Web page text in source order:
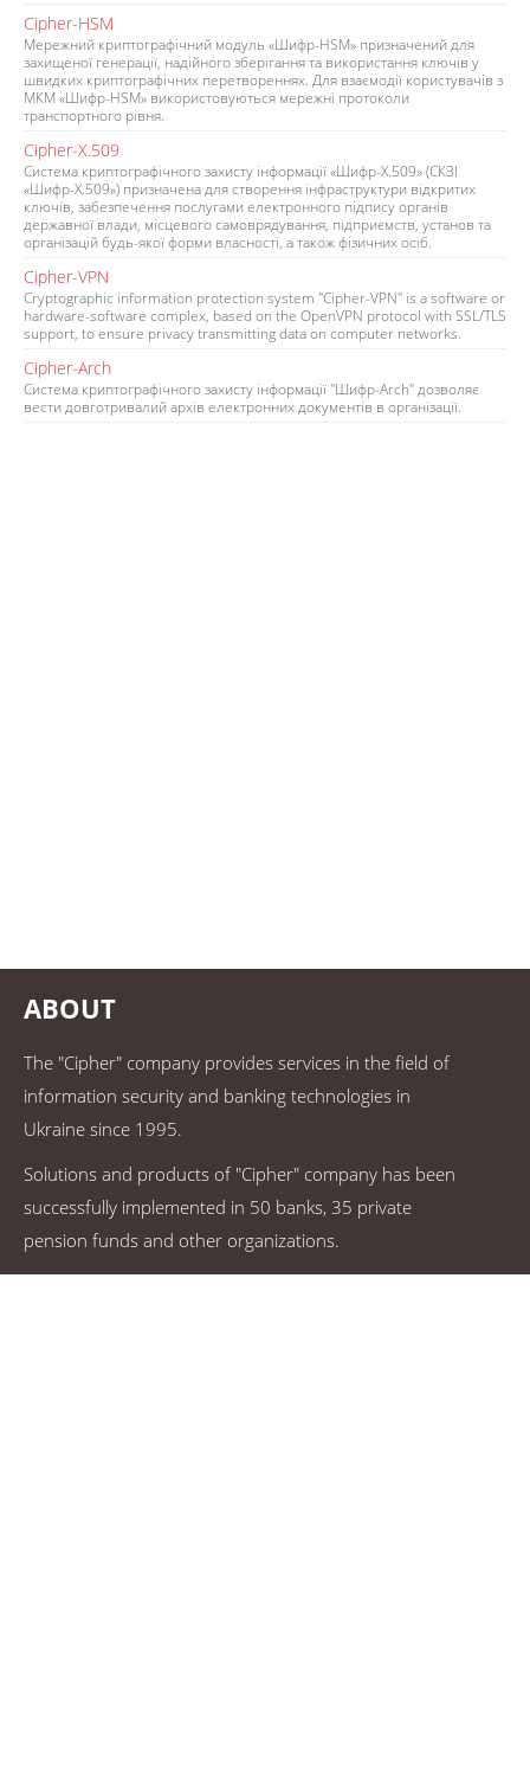
Cipher-HSM
Мережний криптографічний модуль «Шифр-HSM» призначений для
захищеної генерації, надійного зберігання та використання ключів у
швидких криптографічних перетвореннях. Для взаємодії користувачів з
МКМ «Шифр-HSM» використовуються мережні протоколи
транспортного рівня.
Cipher-Х.509
Система криптографічного захисту інформації «Шифр-Х.509» (СКЗІ
«Шифр-Х.509») призначена для створення інфраструктури відкритих
ключів, забезпечення послугами електронного підпису органів
державної влади, місцевого самоврядування, підприємств, установ та
організацій будь-якої форми власності, а також фізичних осіб.
Cipher-VPN
Cryptographic information protection system "Cipher-VPN" is a software or
hardware-software complex, based on the OpenVPN protocol with SSL/TLS
support, to ensure privacy transmitting data on computer networks.
Cipher-Arch
Система криптографічного захисту інформації "Шифр-Arch" дозволяє
вести довготривалий архів електронних документів в організації.
ABOUT
The "Cipher" company provides services in the field of
information security and banking technologies in
Ukraine since 1995.
Solutions and products of "Cipher" company has been
successfully implemented in 50 banks, 35 private
pension funds and other organizations.